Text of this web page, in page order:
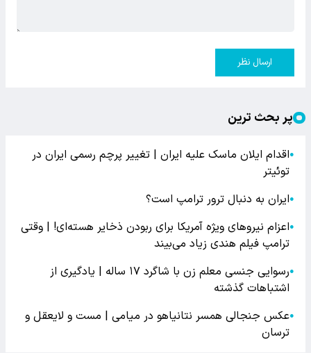
ارسال نظر
پر بحث ترین
●اقدام ایلان ماسک علیه ایران | تغییر پرچم رسمی ایران در
توئیتر
●ایران به دنبال ترور ترامپ است؟
●اعزام نیروهای ویژه آمریکا برای ربودن ذخایر هسته‌ای! | وقتی
ترامپ فیلم هندی زیاد می‌بیند
●
رسوایی جنسی معلم زن با شاگرد ۱۷ ساله | یادگیری از
اشتباهات گذشته
●عکس جنجالی همسر نتانیاهو در میامی | مست و لایعقل و
ترسان